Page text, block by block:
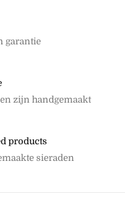
garantie
zijn handgemaakt
products
sieraden